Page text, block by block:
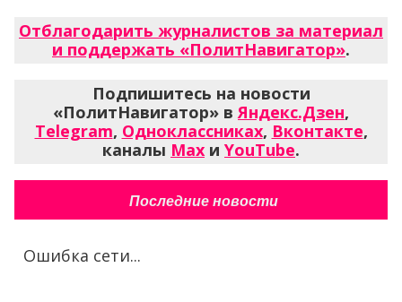
Отблагодарить журналистов за материал
и поддержать «ПолитНавигатор».
Подпишитесь на новости
«ПолитНавигатор» вЯндекс.Дзен,
Telegram, Одноклассниках, Вконтакте,
каналы Max и YouTube.
Последние новости
Ошибка сети...